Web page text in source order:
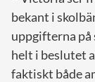
bekant i
uppgifterna
helt i beslutet
faktiskt både